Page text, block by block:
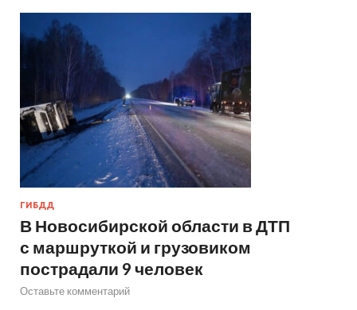
ГИБДД
В Новосибирской области в ДТП
с маршруткой и грузовиком
пострадали 9 человек
Оставьте комментарий